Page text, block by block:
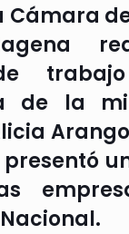
Cámara
de la